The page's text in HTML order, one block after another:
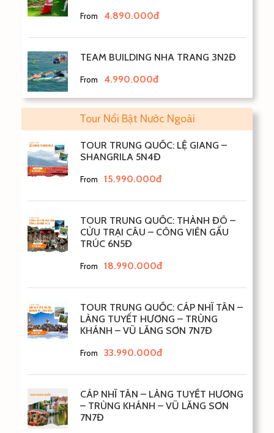
From 4.890.000đ
TEAM BUILDING NHA TRANG 3N2Đ
From 4.990.000đ
Tour Nổi Bật Nước Ngoài
TOUR TRUNG QUỐC: LỆ GIANG –
SHANGRILA 5N4Đ
From 15.990.000đ
TOUR TRUNG QUỐC: THÀNH ĐÔ –
CỬU TRẠI CÂU – CÔNG VIÊN GẤU
TRÚC 6N5Đ
From 18.990.000đ
TOUR TRUNG QUỐC: CÁP NHĨ TÂN –
LÀNG TUYẾT HƯƠNG – TRÙNG
KHÁNH – VŨ LĂNG SƠN 7N7Đ
From 33.990.000đ
CÁP NHĨ TÂN – LÀNG TUYẾT HƯƠNG
– TRÙNG KHÁNH – VŨ LĂNG SƠN
7N7Đ